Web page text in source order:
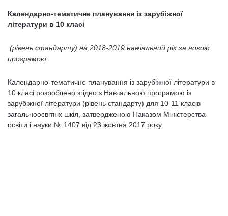
Календарно-тематичне планування із зарубіжної
літератури в 10 класі
(рівень стандарту) на 2018-2019 навчальний рік за новою
програмою
Календарно-тематичне планування із зарубіжної літератури в
10 класі розроблено згідно з Навчальною програмою із
зарубіжної літератури (рівень стандарту) для 10-11 класів
загальноосвітніх шкіл, затвердженою Наказом Міністерства
освіти і науки № 1407 від 23 жовтня 2017 року.